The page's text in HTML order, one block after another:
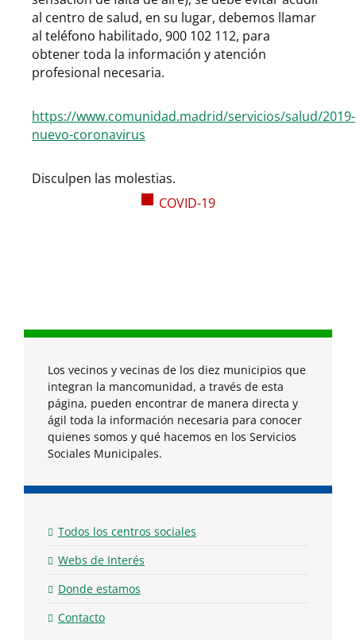
al centro de salud, en su lugar, debemos llamar
al teléfono habilitado, 900 102 112, para
obtener toda la información y atención
profesional necesaria.
https://www.comunidad.madrid/servicios/salud/2019-
nuevo-coronavirus
Disculpen las molestias.
COVID-19
Los vecinos y vecinas de los diez municipios que
integran la mancomunidad, a través de esta
página, pueden encontrar de manera directa y
ágil toda la información necesaria para conocer
quienes somos y qué hacemos en los Servicios
Sociales Municipales.
Todos los centros sociales
Webs de Interés
Donde estamos
Contacto